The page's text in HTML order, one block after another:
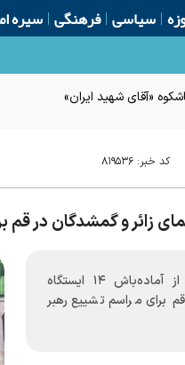
سیاسی فرهنگی سیره
«آقای شهید ایران»
کد خبر: ۸۱۹۵۳۶
مدیرکل بازرسی شهرداری قم از آماده‌باش ۱۴ ایستگاه
برای مراسم تشییع رهبر